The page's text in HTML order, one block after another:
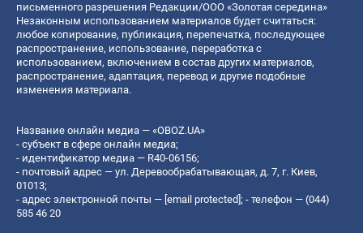
письменного разрешения Редакции/ООО «Золотая середина»
Незаконным использованием материалов будет считаться:
любое копирование, публикация, перепечатка, последующее
распространение, использование, переработка с
использованием, включением в состав других материалов,
распространение, адаптация, перевод и другие подобные
изменения материала.
Название онлайн медиа — «OBOZ.UA»
- субъект в сфере онлайн медиа;
- идентификатор медиа — R40-06156;
- почтовый адрес — ул. Деревообрабатывающая, д. 7, г. Киев,
01013;
- адрес электронной почты — [email protected]; - телефон — (044)
585 46 20